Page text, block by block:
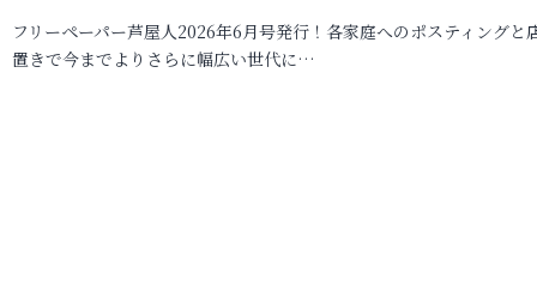
フリーペーパー芦屋人2026年6月号発行！各家庭へのポスティングと
置きで今までよりさらに幅広い世代に…